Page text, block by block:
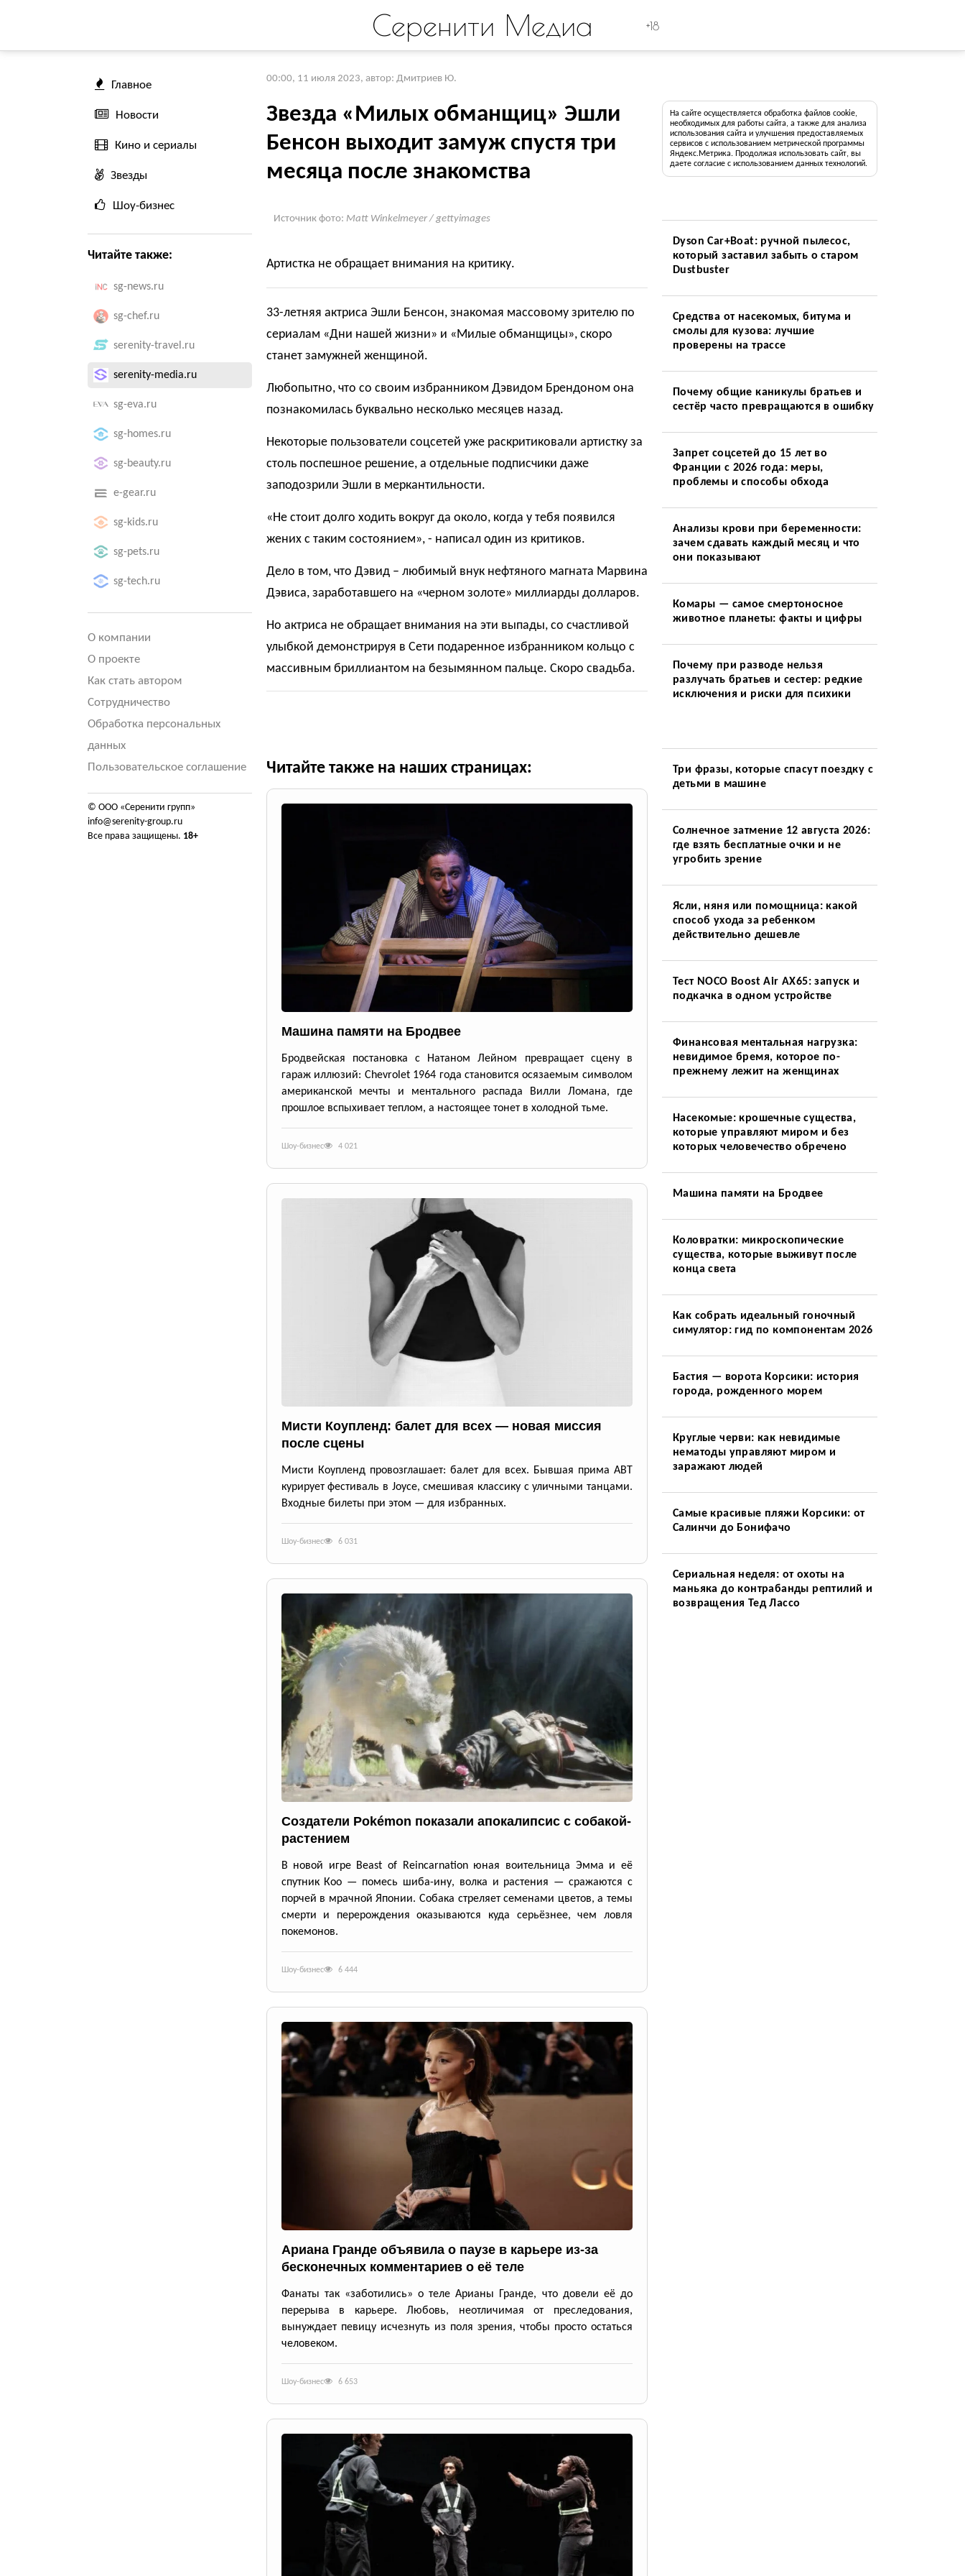
Серенити Медиа +18
Главное
Новости
Кино и сериалы
Звезды
Шоу-бизнес
Читайте также:
sg-news.ru
sg-chef.ru
serenity-travel.ru
serenity-media.ru
sg-eva.ru
sg-homes.ru
sg-beauty.ru
e-gear.ru
sg-kids.ru
sg-pets.ru
sg-tech.ru
О компании
О проекте
Как стать автором
Сотрудничество
Обработка персональных
данных
Пользовательское соглашение
© ООО «Серенити групп»
info@serenity-group.ru
Все права защищены. 18+
00:00, 11 июля 2023, автор: Дмитриев Ю.
Звезда «Милых обманщиц» Эшли
Бенсон выходит замуж спустя три
месяца после знакомства
Источник фото: Matt Winkelmeyer / gettyimages
Артистка не обращает внимания на критику.
33-летняя актриса Эшли Бенсон, знакомая массовому зрителю по
сериалам «Дни нашей жизни» и «Милые обманщицы», скоро
станет замужней женщиной.
Любопытно, что со своим избранником Дэвидом Брендоном она
познакомилась буквально несколько месяцев назад.
Некоторые пользователи соцсетей уже раскритиковали артистку за
столь поспешное решение, а отдельные подписчики даже
заподозрили Эшли в меркантильности.
«Не стоит долго ходить вокруг да около, когда у тебя появился
жених с таким состоянием», - написал один из критиков.
Дело в том, что Дэвид – любимый внук нефтяного магната Марвина
Дэвиса, заработавшего на «черном золоте» миллиарды долларов.
Но актриса не обращает внимания на эти выпады, со счастливой
улыбкой демонстрируя в Сети подаренное избранником кольцо с
массивным бриллиантом на безымянном пальце. Скоро свадьба.
Читайте также на наших страницах:
Машина памяти на Бродвее
Бродвейская постановка с Натаном Лейном превращает сцену в
гараж иллюзий: Chevrolet 1964 года становится осязаемым символом
американской мечты и ментального распада Вилли Ломана, где
прошлое вспыхивает теплом, а настоящее тонет в холодной тьме.
Шоу-бизнес 4 021
Мисти Коупленд: балет для всех — новая миссия
после сцены
Мисти Коупленд провозглашает: балет для всех. Бывшая прима ABT
курирует фестиваль в Joyce, смешивая классику с уличными танцами.
Входные билеты при этом — для избранных.
Шоу-бизнес 6 031
Создатели Pokémon показали апокалипсис с собакой-
растением
В новой игре Beast of Reincarnation юная воительница Эмма и её
спутник Кoo — помесь шиба-ину, волка и растения — сражаются с
порчей в мрачной Японии. Собака стреляет семенами цветов, а темы
смерти и перерождения оказываются куда серьёзнее, чем ловля
покемонов.
Шоу-бизнес 6 444
Ариана Гранде объявила о паузе в карьере из-за
бесконечных комментариев о её теле
Фанаты так «заботились» о теле Арианы Гранде, что довели её до
перерыва в карьере. Любовь, неотличимая от преследования,
вынуждает певицу исчезнуть из поля зрения, чтобы просто остаться
человеком.
Шоу-бизнес 6 653
На сайте осуществляется обработка файлов cookie,
необходимых для работы сайта, а также для анализа
использования сайта и улучшения предоставляемых
сервисов с использованием метрической программы
Яндекс.Метрика. Продолжая использовать сайт, вы
даете согласие с использованием данных технологий.
Dyson Car+Boat: ручной пылесос,
который заставил забыть о старом
Dustbuster
Средства от насекомых, битума и
смолы для кузова: лучшие
проверены на трассе
Почему общие каникулы братьев и
сестёр часто превращаются в ошибку
Запрет соцсетей до 15 лет во
Франции с 2026 года: меры,
проблемы и способы обхода
Анализы крови при беременности:
зачем сдавать каждый месяц и что
они показывают
Комары — самое смертоносное
животное планеты: факты и цифры
Почему при разводе нельзя
разлучать братьев и сестер: редкие
исключения и риски для психики
Три фразы, которые спасут поездку с
детьми в машине
Солнечное затмение 12 августа 2026:
где взять бесплатные очки и не
угробить зрение
Ясли, няня или помощница: какой
способ ухода за ребенком
действительно дешевле
Тест NOCO Boost Air AX65: запуск и
подкачка в одном устройстве
Финансовая ментальная нагрузка:
невидимое бремя, которое по-
прежнему лежит на женщинах
Насекомые: крошечные существа,
которые управляют миром и без
которых человечество обречено
Машина памяти на Бродвее
Коловратки: микроскопические
существа, которые выживут после
конца света
Как собрать идеальный гоночный
симулятор: гид по компонентам 2026
Бастия — ворота Корсики: история
города, рожденного морем
Круглые черви: как невидимые
нематоды управляют миром и
заражают людей
Самые красивые пляжи Корсики: от
Салинчи до Бонифачо
Сериальная неделя: от охоты на
маньяка до контрабанды рептилий и
возвращения Тед Лассо